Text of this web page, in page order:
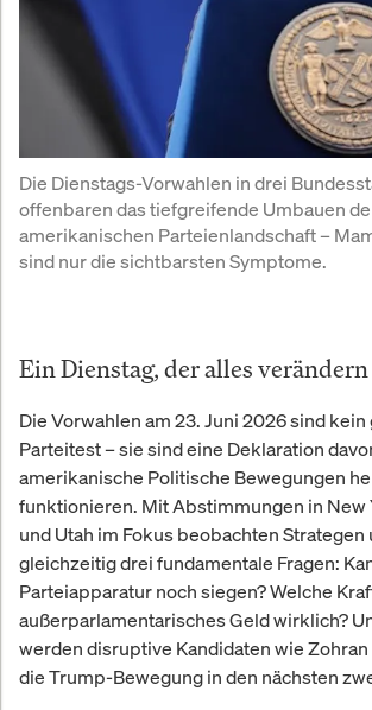
Die Dienstags-Vorwahlen in drei
offenbaren das tiefgreifende Umbauen
amerikanischen Parteienlandschaft –
sind nur die sichtbarsten Symptome.
Ein Dienstag, der alles
Die Vorwahlen am 23. Juni 2026 sind
Parteitest – sie sind eine Deklaration
amerikanische Politische Bewegungen
funktionieren. Mit Abstimmungen in New
und Utah im Fokus beobachten Strategen
gleichzeitig drei fundamentale Fragen:
Parteiapparatur noch siegen? Welche
außerparlamentarisches Geld wirklich?
werden disruptive Kandidaten wie
die Trump-Bewegung in den nächsten